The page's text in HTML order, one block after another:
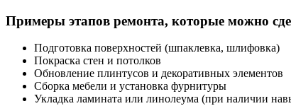
Примеры этапов ремонта, которые можно
Подготовка поверхностей (шпаклевка, шлифовка)
Покраска стен и потолков
Обновление плинтусов и декоративных элементов
Сборка мебели и установка фурнитуры
Укладка ламината или линолеума (при наличии